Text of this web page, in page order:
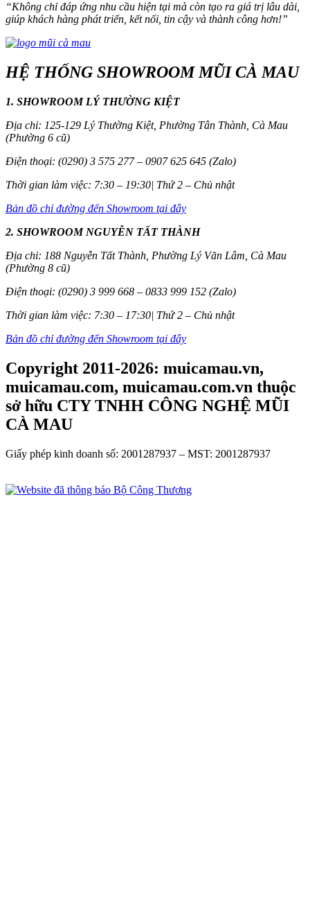
“Không chỉ đáp ứng nhu cầu hiện tại mà còn tạo ra giá trị lâu dài,
giúp khách hàng phát triển, kết nối, tin cậy và thành công hơn!”
HỆ THỐNG SHOWROOM MŨI CÀ MAU
1. SHOWROOM LÝ THƯỜNG KIỆT
Địa chỉ: 125-129 Lý Thường Kiệt, Phường Tân Thành, Cà Mau
(Phường 6 cũ)
Điện thoại: (0290) 3 575 277 – 0907 625 645 (Zalo)
Thời gian làm việc: 7:30 – 19:30| Thứ 2 – Chủ nhật
Bản đồ chỉ đường đến Showroom tại đây
2. SHOWROOM NGUYỄN TẤT THÀNH
Địa chỉ: 188 Nguyễn Tất Thành, Phường Lý Văn Lâm, Cà Mau
(Phường 8 cũ)
Điện thoại: (0290) 3 999 668 – 0833 999 152 (Zalo)
Thời gian làm việc: 7:30 – 17:30| Thứ 2 – Chủ nhật
Bản đồ chỉ đường đến Showroom tại đây
Copyright 2011-2026: muicamau.vn,
muicamau.com, muicamau.com.vn thuộc
sở hữu CTY TNHH CÔNG NGHỆ MŨI
CÀ MAU
Giấy phép kinh doanh số: 2001287937 – MST: 2001287937